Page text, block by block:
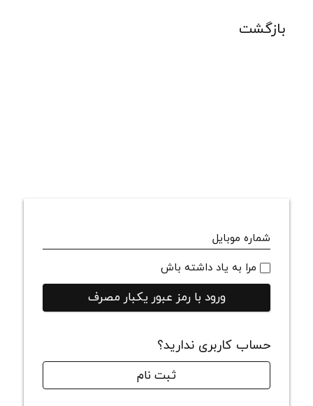
بازگشت
شماره موبایل
مرا به یاد داشته باش
ورود با رمز عبور یکبار مصرف
حساب کاربری ندارید؟
ثبت نام